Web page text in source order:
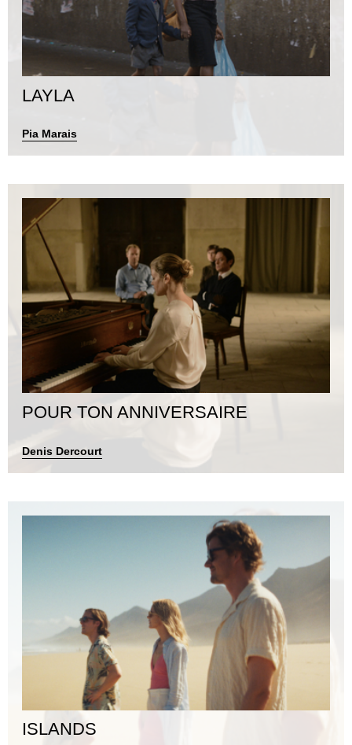
LAYLA
Pia Marais
POUR TON ANNIVERSAIRE
Denis Dercourt
ISLANDS